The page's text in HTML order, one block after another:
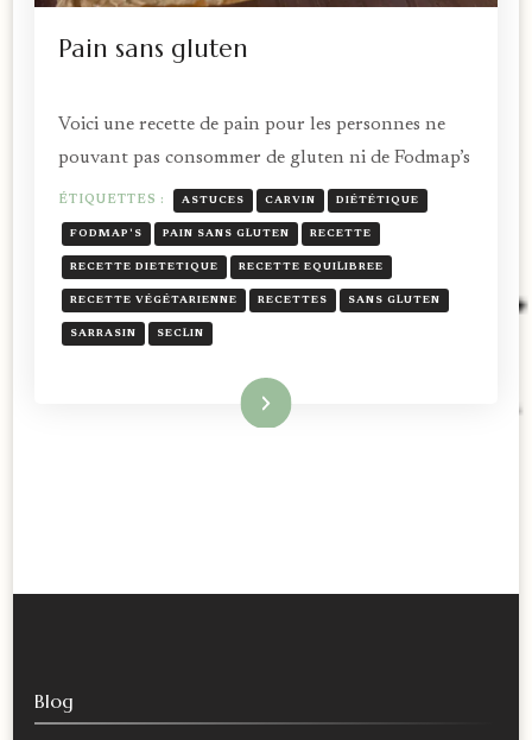
Pain sans gluten
Voici une recette de pain pour les personnes ne
pouvant pas consommer de gluten ni de Fodmap’s
ÉTIQUETTES : ASTUCES CARVIN DIÉTÉTIQUE
FODMAP'S PAIN SANS GLUTEN RECETTE
RECETTE DIETETIQUE RECETTE EQUILIBREE
RECETTE VÉGÉTARIENNE RECETTES SANS GLUTEN
SARRASIN SECLIN
Lire la suite
Blog